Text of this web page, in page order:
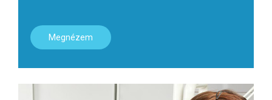
Megnézem